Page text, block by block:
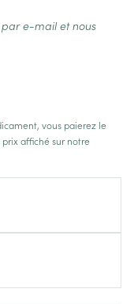
vous paierez le
affiché sur notre
par e-mail et nous